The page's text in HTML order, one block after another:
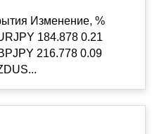
Изменение, %
184.878 0.21
216.778 0.09